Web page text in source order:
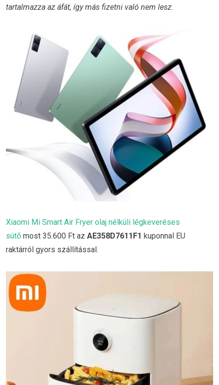
tartalmazza az áfát, így más fizetni való nem lesz.
Xiaomi Mi Smart Air Fryer olaj nélküli légkeveréses
sütő most 35.600 Ft az AE358D7611F1 kuponnal EU
raktárról gyors szállítással.